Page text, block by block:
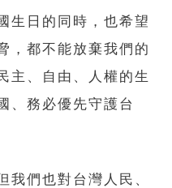
生日的同時，也希望
，都不能放棄我們的
主、自由、人權的生
、務必優先守護台
我們也對台灣人民、